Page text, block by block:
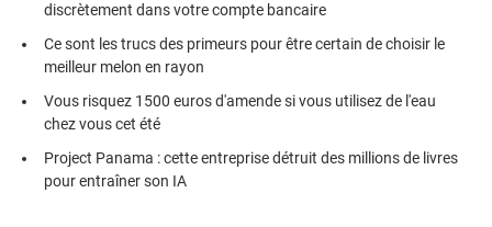
discrètement dans votre compte bancaire
Ce sont les trucs des primeurs pour être certain de choisir le
meilleur melon en rayon
Vous risquez 1500 euros d'amende si vous utilisez de l'eau
chez vous cet été
Project Panama : cette entreprise détruit des millions de livres
pour entraîner son IA